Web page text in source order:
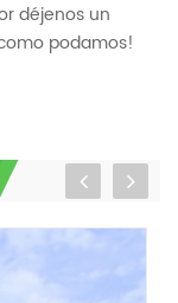
déjenos un
podamos!